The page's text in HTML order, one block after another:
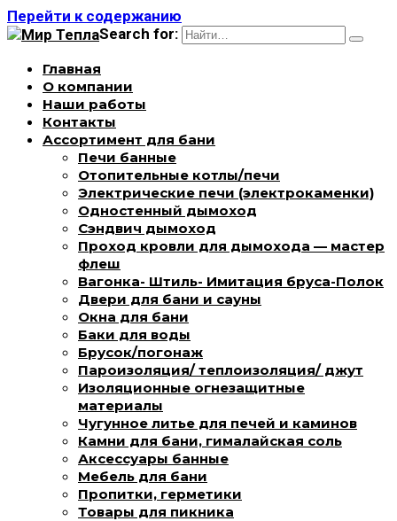
Перейти к содержанию
Search for:
Главная
О компании
Наши работы
Контакты
Ассортимент для бани
Печи банные
Отопительные котлы/печи
Электрические печи (электрокаменки)
Одностенный дымоход
Сэндвич дымоход
Проход кровли для дымохода — мастер
флеш
Вагонка- Штиль- Имитация бруса-Полок
Двери для бани и сауны
Окна для бани
Баки для воды
Брусок/погонаж
Пароизоляция/ теплоизоляция/ джут
Изоляционные огнезащитные
материалы
Чугунное литье для печей и каминов
Камни для бани, гималайская соль
Аксессуары банные
Мебель для бани
Пропитки, герметики
Товары для пикника